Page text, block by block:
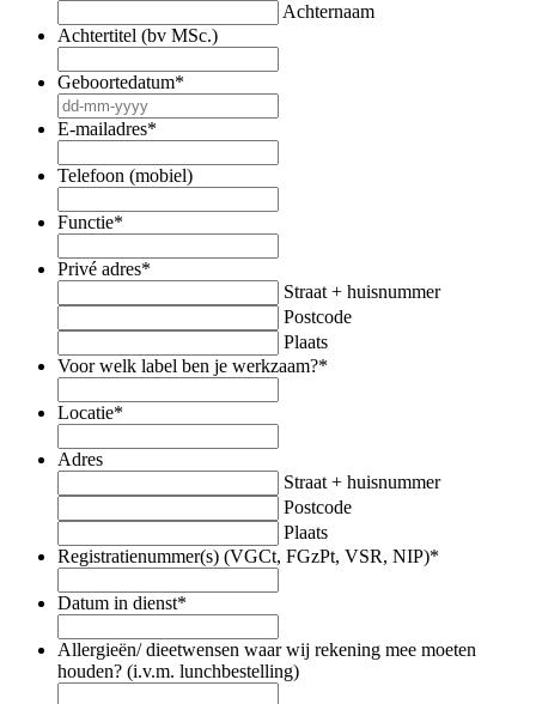
Achternaam
Achtertitel (bv MSc.)
Geboortedatum*
dash
MM
dash
JJJJ
E-mailadres*
Telefoon (mobiel)
Functie*
Privé adres*
Straat + huisnummer
Postcode
Plaats
Voor welk label ben je werkzaam?*
Locatie*
Adres
Straat + huisnummer
Postcode
Plaats
Registratienummer(s) (VGCt, FGzPt, VSR, NIP)*
Datum in dienst*
Allergieën/ dieetwensen waar wij rekening mee moeten
houden? (i.v.m. lunchbestelling)